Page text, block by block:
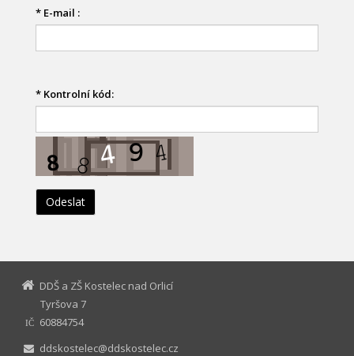
* E-mail :
* Kontrolní kód:
DDŠ a ZŠ Kostelec nad Orlicí
Tyršova 7
IČ
60884754
ddskostelec@ddskostelec.cz